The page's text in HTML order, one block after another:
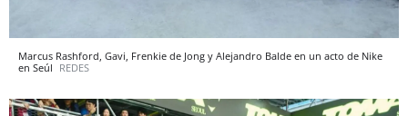
Marcus Rashford, Gavi, Frenkie de Jong y Alejandro Balde en un acto de Nike
en Seúl REDES